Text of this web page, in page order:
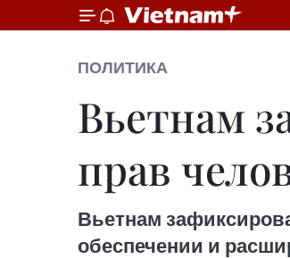
ПОЛИТИКА
Вьетнам
прав
Вьетнам
обеспечении и